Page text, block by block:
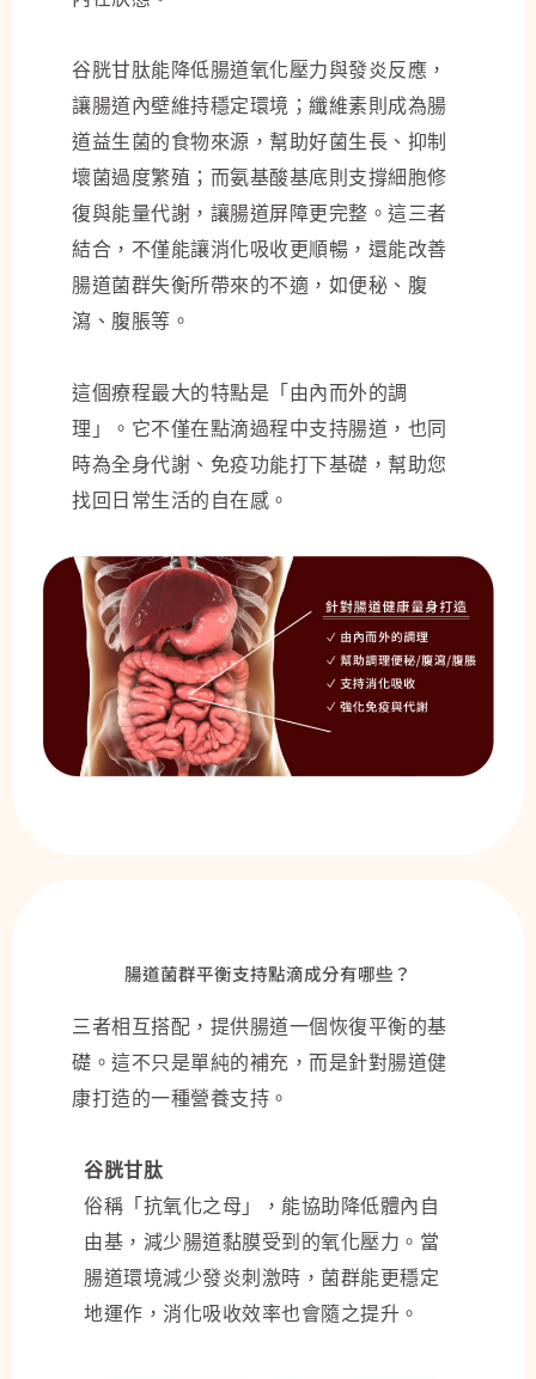
谷胱甘肽能降低腸道氧化壓力與發炎反應，
讓腸道內壁維持穩定環境；纖維素則成為腸
道益生菌的食物來源，幫助好菌生長、抑制
壞菌過度繁殖；而氨基酸基底則支撐細胞修
復與能量代謝，讓腸道屏障更完整。這三者
結合，不僅能讓消化吸收更順暢，還能改善
腸道菌群失衡所帶來的不適，如便秘、腹
瀉、腹脹等。
這個療程最大的特點是「由內而外的調
理」。它不僅在點滴過程中支持腸道，也同
時為全身代謝、免疫功能打下基礎，幫助您
找回日常生活的自在感。
腸道菌群平衡支持點滴成分有哪些？
三者相互搭配，提供腸道一個恢復平衡的基
礎。這不只是單純的補充，而是針對腸道健
康打造的一種營養支持。
谷胱甘肽
俗稱「抗氧化之母」，能協助降低體內自
由基，減少腸道黏膜受到的氧化壓力。當
腸道環境減少發炎刺激時，菌群能更穩定
地運作，消化吸收效率也會隨之提升。